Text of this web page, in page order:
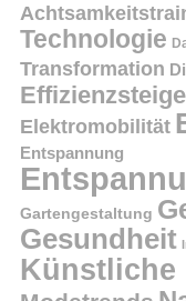
Technologie
Transformation
Elektromobilität
Entspannung
Gartengestaltung
Gesundheit
Künstliche